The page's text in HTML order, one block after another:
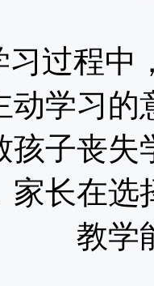
习过程中
动学习的
孩子丧失
家长在
教学